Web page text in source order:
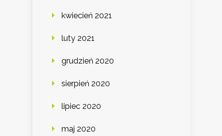
kwiecień 2021
luty 2021
grudzień 2020
sierpień 2020
lipiec 2020
maj 2020